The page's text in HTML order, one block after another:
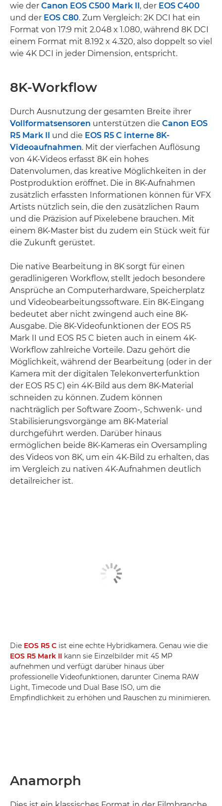
wie der Canon EOS C500 Mark II, der EOS C400
und der EOS C80. Zum Vergleich: 2K DCI hat ein
Format von 17:9 mit 2.048 x 1.080, während 8K DCI
einem Format mit 8.192 x 4.320, also doppelt so viel
wie 4K DCI in jeder Dimension, entspricht.
8K-Workflow
Durch Ausnutzung der gesamten Breite ihrer
Vollformatsensoren unterstützen die Canon EOS
R5 Mark II und die EOS R5 C interne 8K-
Videoaufnahmen. Mit der vierfachen Auflösung
von 4K-Videos erfasst 8K ein hohes
Datenvolumen, das kreative Möglichkeiten in der
Postproduktion eröffnet. Die in 8K-Aufnahmen
zusätzlich erfassten Informationen können für VFX
Artists nützlich sein, die den zusätzlichen Raum
und die Präzision auf Pixelebene brauchen. Mit
einem 8K-Master bist du zudem ein Stück weit für
die Zukunft gerüstet.
Die native Bearbeitung in 8K sorgt für einen
geradlinigeren Workflow, stellt jedoch besondere
Ansprüche an Computerhardware, Speicherplatz
und Videobearbeitungssoftware. Ein 8K-Eingang
bedeutet aber nicht zwingend auch eine 8K-
Ausgabe. Die 8K-Videofunktionen der EOS R5
Mark II und EOS R5 C bieten auch in einem 4K-
Workflow zahlreiche Vorteile. Dazu gehört die
Möglichkeit, während der Bearbeitung (oder in der
Kamera mit der digitalen Telekonverterfunktion
der EOS R5 C) ein 4K-Bild aus dem 8K-Material
schneiden zu können. Zudem können
nachträglich per Software Zoom-, Schwenk- und
Stabilisierungsvorgänge am 8K-Material
durchgeführt werden. Darüber hinaus
ermöglichen beide 8K-Kameras ein Oversampling
des Videos von 8K, um ein 4K-Bild zu erhalten, das
im Vergleich zu nativen 4K-Aufnahmen deutlich
detailreicher ist.
Die EOS R5 C ist eine echte Hybridkamera. Genau wie die
EOS R5 Mark II kann sie Einzelbilder mit 45 MP
aufnehmen und verfügt darüber hinaus über
professionelle Videofunktionen, darunter Cinema RAW
Light, Timecode und Dual Base ISO, um die
Empfindlichkeit zu erhöhen und Rauschen zu minimieren.
Anamorph